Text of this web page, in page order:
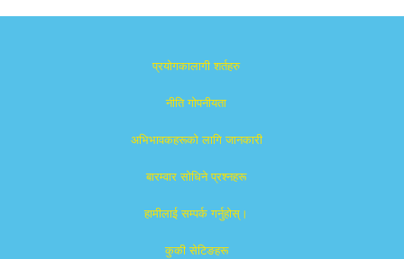
प्रयोगकालागी शर्तहरु
नीति गोपनीयता
अभिभावकहरूको लागि जानकारी
बारम्वार साेधिने प्रश्नहरू
हामीलाई सम्पर्क गर्नुहोस्।
कुकी सेटिङहरू